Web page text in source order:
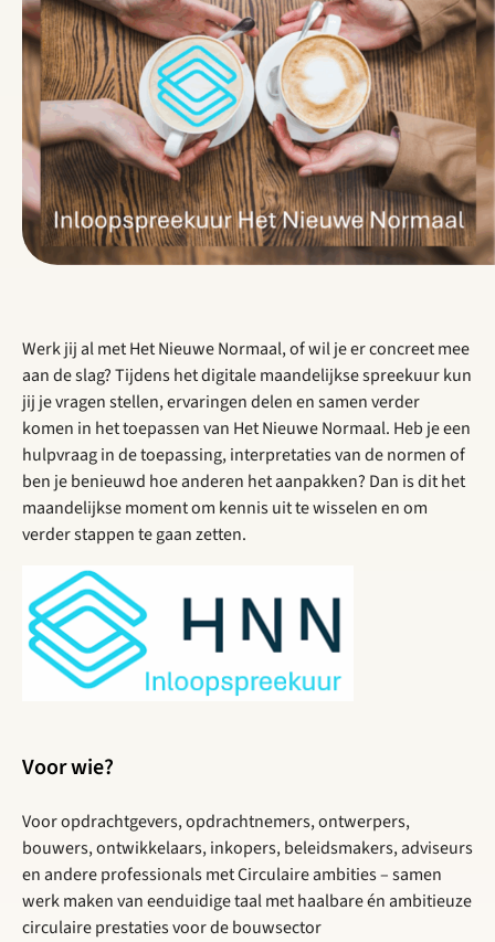
Werk jij al met Het Nieuwe Normaal, of wil je er concreet mee
aan de slag? Tijdens het digitale maandelijkse spreekuur kun
jij je vragen stellen, ervaringen delen en samen verder
komen in het toepassen van Het Nieuwe Normaal. Heb je een
hulpvraag in de toepassing, interpretaties van de normen of
ben je benieuwd hoe anderen het aanpakken? Dan is dit het
maandelijkse moment om kennis uit te wisselen en om
verder stappen te gaan zetten.
Voor wie?
Voor opdrachtgevers, opdrachtnemers, ontwerpers,
bouwers, ontwikkelaars, inkopers, beleidsmakers, adviseurs
en andere professionals met Circulaire ambities – samen
werk maken van eenduidige taal met haalbare én ambitieuze
circulaire prestaties voor de bouwsector